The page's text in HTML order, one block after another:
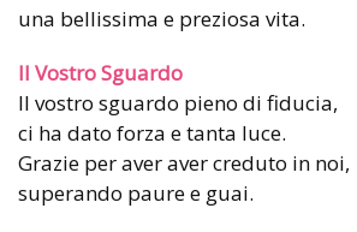
una bellissima e preziosa vita.
Il Vostro Sguardo
Il vostro sguardo pieno di fiducia,
ci ha dato forza e tanta luce.
Grazie per aver aver creduto in noi,
superando paure e guai.